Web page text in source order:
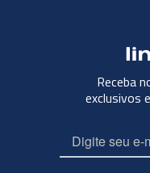
Receba
exclusivos